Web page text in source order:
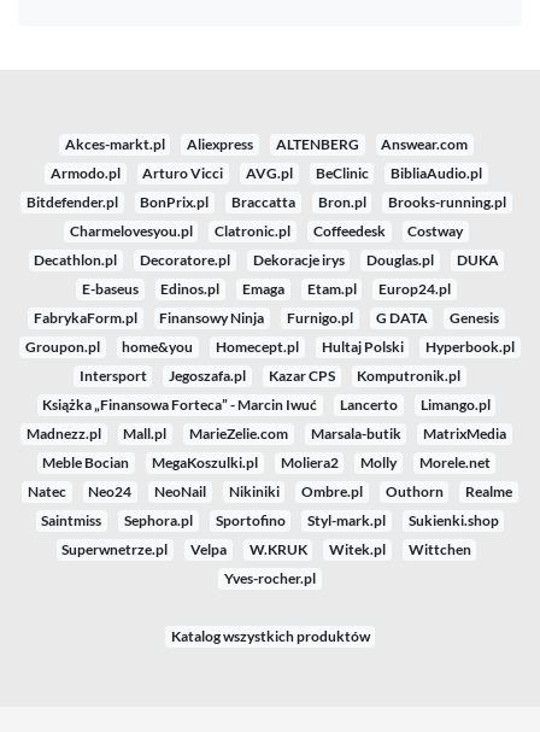
Akces-markt.pl Aliexpress ALTENBERG
Answear.com
Armodo.pl
Arturo Vicci AVG.pl BeClinic
BibliaAudio.pl
Bitdefender.pl
BonPrix.pl Braccatta Bron.pl
Brooks-running.pl
Charmelovesyou.pl
Clatronic.pl Coffeedesk
Costway
Decathlon.pl
Decoratore.pl Dekoracje irys Douglas.pl
DUKA
E-baseus
Edinos.pl Emaga Etam.pl
Europ24.pl
FabrykaForm.pl
Finansowy Ninja Furnigo.pl G DATA
Genesis
Groupon.pl
home&you Homecept.pl Hultaj Polski
Hyperbook.pl
Intersport
Jegoszafa.pl Kazar CPS
Komputronik.pl
Książka „Finansowa Forteca” - Marcin Iwuć
Lancerto
Limango.pl
Madnezz.pl
Mall.pl MarieZelie.com Marsala-butik
MatrixMedia
Meble Bocian
MegaKoszulki.pl Moliera2 Molly
Morele.net
Natec
Neo24 NeoNail Nikiniki Ombre.pl Outhorn
Realme
Saintmiss
Sephora.pl Sportofino Styl-mark.pl
Sukienki.shop
Superwnetrze.pl
Velpa W.KRUK Witek.pl
Wittchen
Yves-rocher.pl
Katalog wszystkich produktów